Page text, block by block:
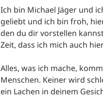
Ich bin Michael Jäger und
geliebt und ich bin froh,
den du dir vorstellen
Zeit, dass ich mich auch
Alles, was ich mache,
Menschen. Keiner wird
ein Lachen in deinem